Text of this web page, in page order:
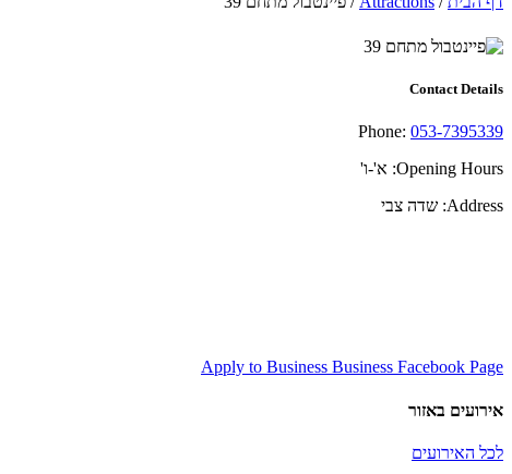
Contact Details
Phone: 053-7395339
Opening Hours: א'-ו'
Address: שדה צבי
Apply to Business Business Facebook Page
אירועים באזור
לכל האירועים